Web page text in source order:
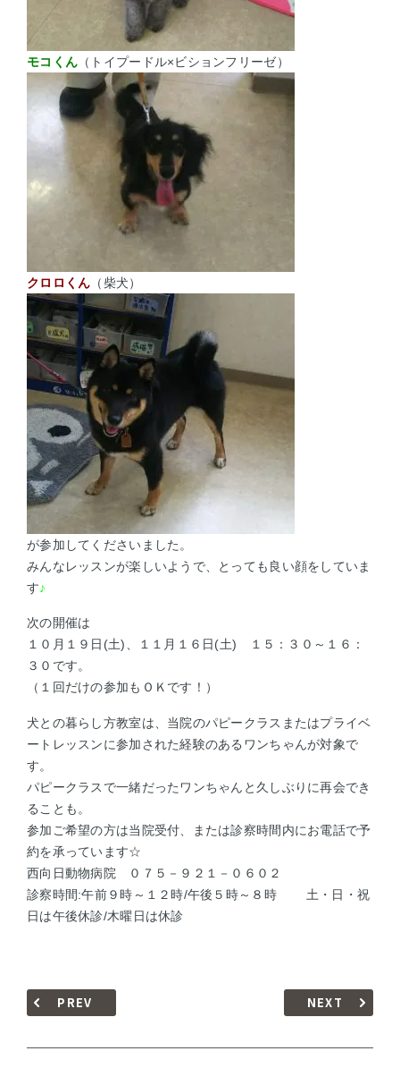
モコくん （トイプードル×ビションフリーゼ）
クロロくん （柴犬）
が参加してくださいました。
みんなレッスンが楽しいようで、とっても良い顔をしていま
す♪
次の開催は
１０月１９日(土)、１１月１６日(土) １５：３０～１６：
３０です。
（１回だけの参加もＯＫです！）
犬との暮らし方教室は、当院のパピークラスまたはプライベ
ートレッスンに参加された経験のあるワンちゃんが対象で
す。
パピークラスで一緒だったワンちゃんと久しぶりに再会でき
ることも。
参加ご希望の方は当院受付、または診察時間内にお電話で予
約を承っています☆
西向日動物病院 ０７５－９２１－０６０２
診察時間:午前９時～１２時/午後５時～８時 土・日・祝
日は午後休診/木曜日は休診
PREV NEXT